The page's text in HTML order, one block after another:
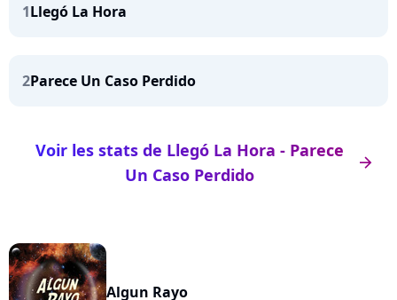
1Llegó La Hora
2Parece Un Caso Perdido
arrow_right
Voir les stats de Llegó La Hora - Parece
Un Caso Perdido
Algun Rayo